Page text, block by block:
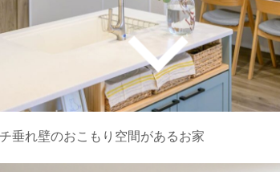
垂れ壁のおこもり空間があるお家